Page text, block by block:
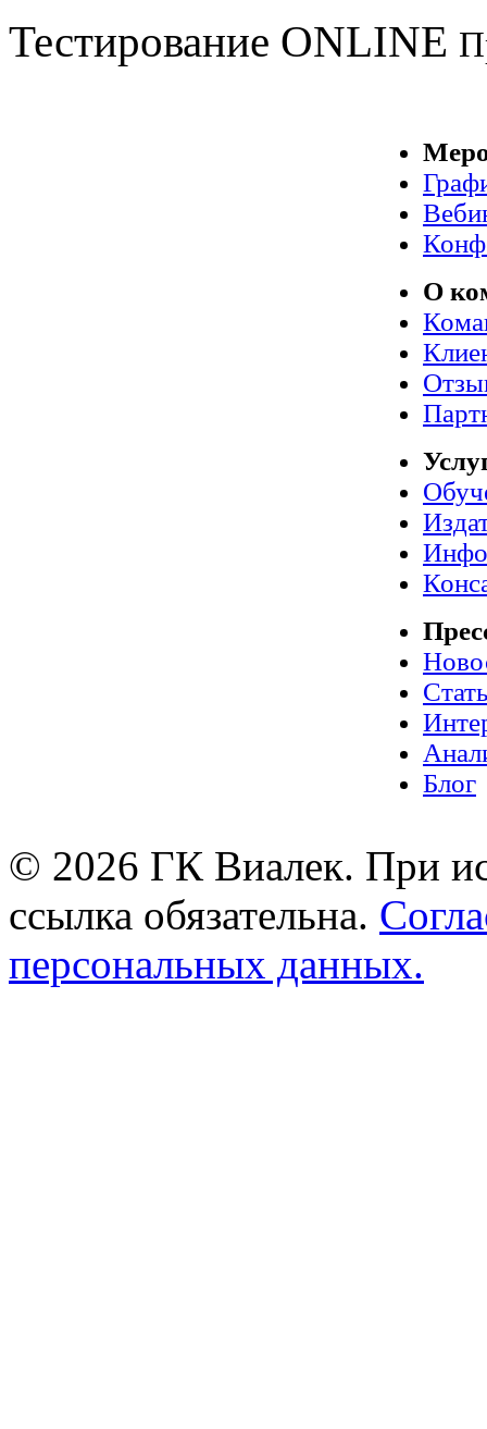
Тестирование ONLINE
О
Блог
© 2026 ГК Виалек. При
ссылка обязательна.
персональных данных.